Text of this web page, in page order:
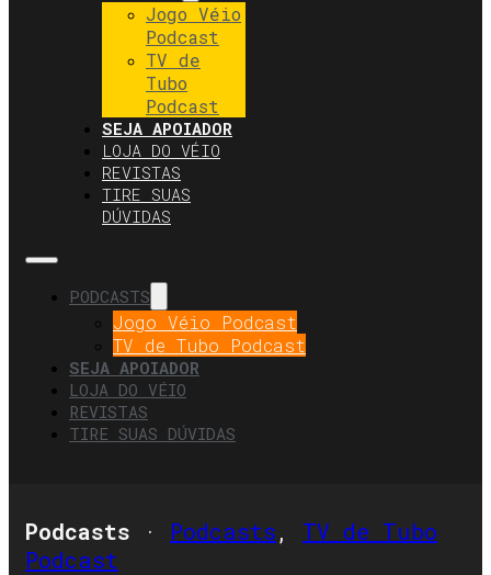
Jogo Véio
Podcast
TV de
Tubo
Podcast
SEJA APOIADOR
LOJA DO VÉIO
REVISTAS
TIRE SUAS
DÚVIDAS
PODCASTS
Jogo Véio Podcast
TV de Tubo Podcast
SEJA APOIADOR
LOJA DO VÉIO
REVISTAS
TIRE SUAS DÚVIDAS
Podcasts · Podcasts, TV de Tubo
Podcast